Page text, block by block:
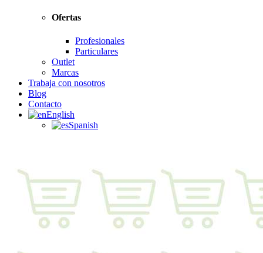
Ofertas
Profesionales
Particulares
Outlet
Marcas
Trabaja con nosotros
Blog
Contacto
English
Spanish